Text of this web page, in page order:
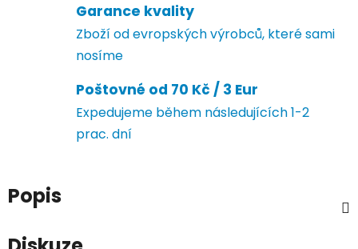
Garance kvality
Zboží od evropských výrobců, které sami
nosíme
Poštovné od 70 Kč / 3 Eur
Expedujeme během následujících 1-2
prac. dní
Popis